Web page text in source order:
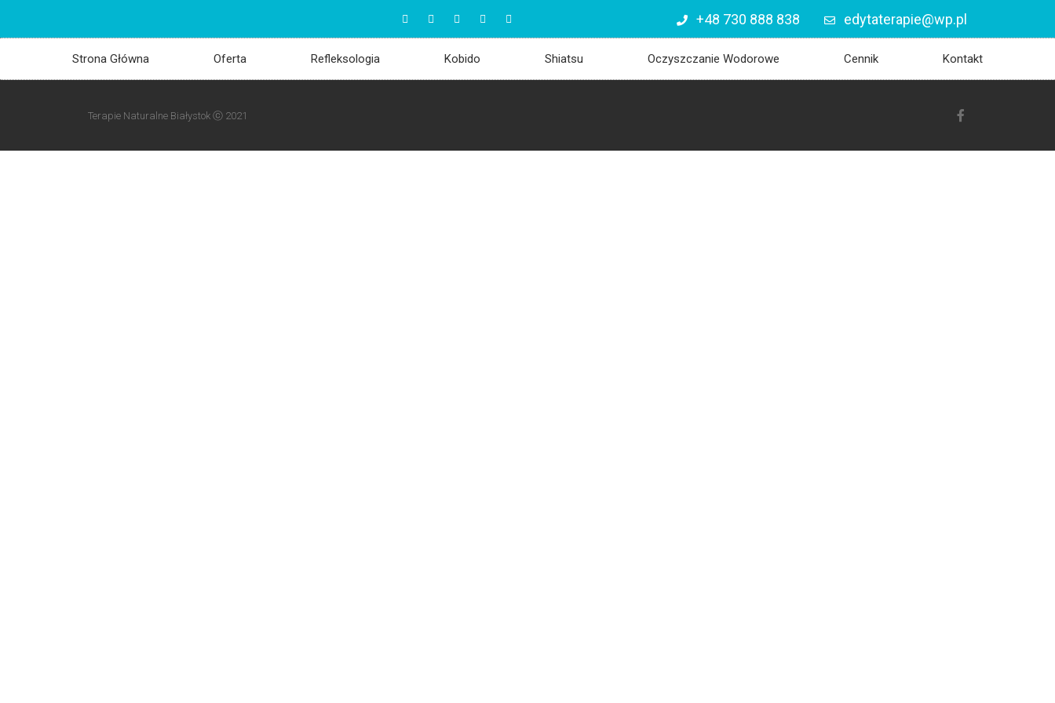
+48 730 888 838 edytaterapie@wp.pl
Strona Główna Oferta Refleksologia Kobido Shiatsu Oczyszczanie Wodorowe Cennik Kontakt
Terapie Naturalne Białystok ⓒ 2021